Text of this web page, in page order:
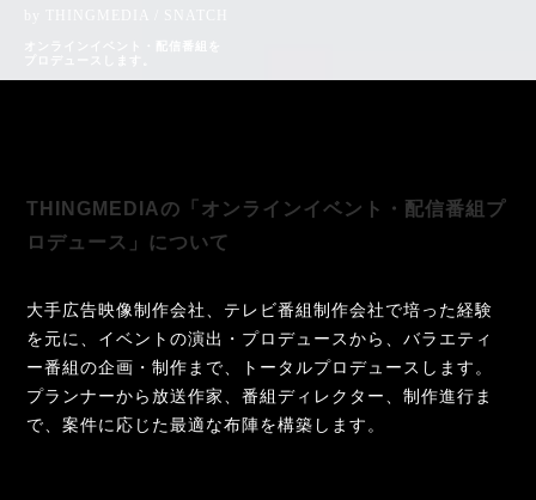
THINGMEDIAの「オンラインイベント・配信番組プ
ロデュース」について
大手広告映像制作会社、テレビ番組制作会社で培った経験
を元に、イベントの演出・プロデュースから、バラエティ
ー番組の企画・制作まで、トータルプロデュースします。
プランナーから放送作家、番組ディレクター、制作進行ま
で、案件に応じた最適な布陣を構築します。